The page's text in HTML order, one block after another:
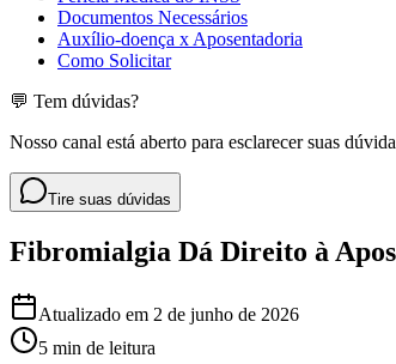
Documentos Necessários
Auxílio-doença x Aposentadoria
Como Solicitar
💬 Tem dúvidas?
Nosso canal está aberto para esclarecer suas
Tire suas dúvidas
Fibromialgia Dá Direito à
Atualizado em 2 de junho de 2026
5 min de leitura